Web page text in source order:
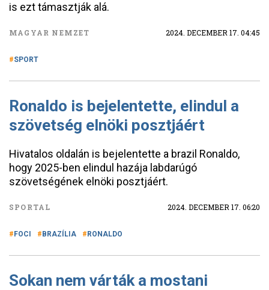
is ezt támasztják alá.
MAGYAR NEMZET 2024. DECEMBER 17. 04:45
SPORT
Ronaldo is bejelentette, elindul a
szövetség elnöki posztjáért
Hivatalos oldalán is bejelentette a brazil Ronaldo,
hogy 2025-ben elindul hazája labdarúgó
szövetségének elnöki posztjáért.
SPORTAL 2024. DECEMBER 17. 06:20
FOCI BRAZÍLIA RONALDO
Sokan nem várták a mostani